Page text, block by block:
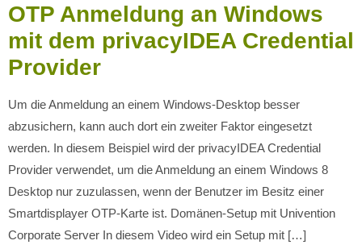
OTP Anmeldung an Windows
mit dem privacyIDEA Credential
Provider
Um die Anmeldung an einem Windows-Desktop besser
abzusichern, kann auch dort ein zweiter Faktor eingesetzt
werden. In diesem Beispiel wird der privacyIDEA Credential
Provider verwendet, um die Anmeldung an einem Windows 8
Desktop nur zuzulassen, wenn der Benutzer im Besitz einer
Smartdisplayer OTP-Karte ist. Domänen-Setup mit Univention
Corporate Server In diesem Video wird ein Setup mit […]